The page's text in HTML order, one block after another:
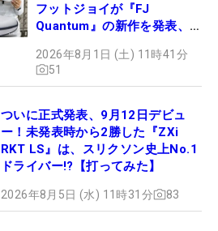
フットジョイが『FJ
Quantum』の新作を発表、8
2026年8月1日 (土) 11時41分
51
ついに正式発表、9月12日デビュ
ー！未発表時から2勝した『ZXi
RKT LS』は、スリクソン史上No.1
ドライバー!?【打ってみた】
2026年8月5日 (水) 11時31分 83